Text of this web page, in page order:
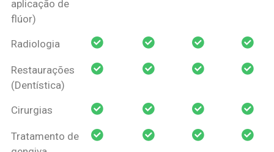
aplicação de
flúor)
Radiologia
Restaurações
(Dentística)
Cirurgias
Tratamento de